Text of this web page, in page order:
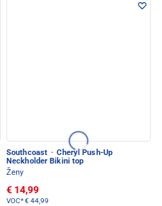
Southcoast · Cheryl Push-Up
Neckholder Bikini top
Ženy
€ 14,99
VOC*€ 44,99